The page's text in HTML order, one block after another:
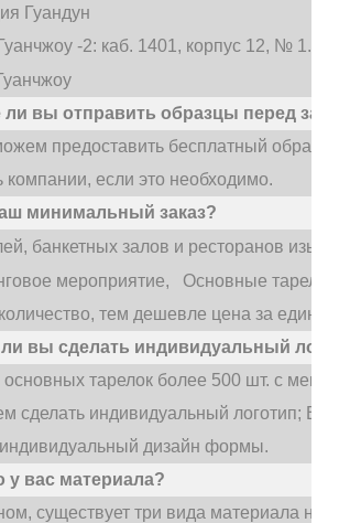
Гуандун
-2: каб. 1401, корпус 12, № 1.
ли вы отправить образцы перед
предоставить бесплатный
компании, если это необходимо.
минимальный заказ?
банкетных залов и ресторанов
мероприятие,
Основные
тем дешевле цена за
вы сделать индивидуальный
тарелок более 500 шт. с
сделать индивидуальный логотип;
индивидуальный дизайн формы.
у вас материала?
существует три вида материала